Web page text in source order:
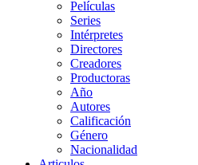
Películas
Series
Intérpretes
Directores
Creadores
Productoras
Año
Autores
Calificación
Género
Nacionalidad